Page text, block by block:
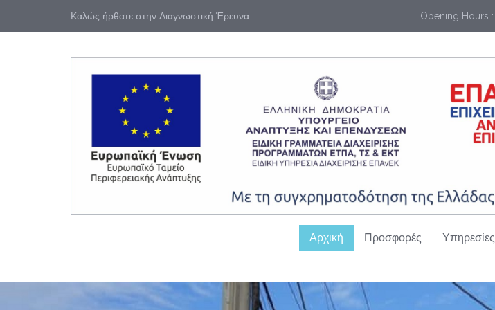
Καλώς ήρθατε στην Διαγνωστική Έρευνα Opening Hours :
Αρχική Προσφορές Υπηρεσίες